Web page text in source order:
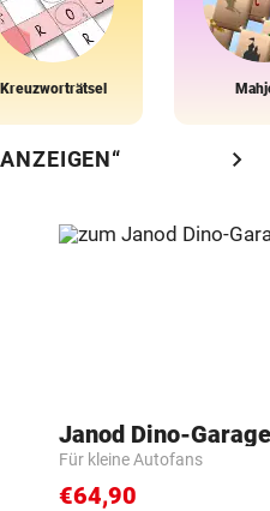
Kreuzworträtsel
chevron_right
Janod Dino-Garage
Für kleine Autofans
€64,90